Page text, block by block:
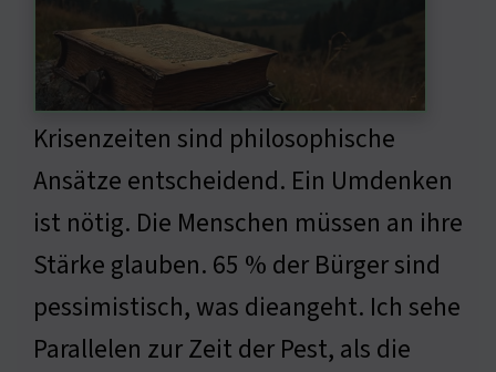
Krisenzeiten sind philosophische
Ansätze entscheidend. Ein Umdenken
ist nötig. Die Menschen müssen an ihre
Stärke glauben. 65 % der Bürger sind
pessimistisch, was dieangeht. Ich sehe
Parallelen zur Zeit der Pest, als die